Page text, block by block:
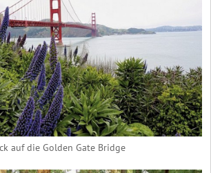
auf die Golden Gate Bridge